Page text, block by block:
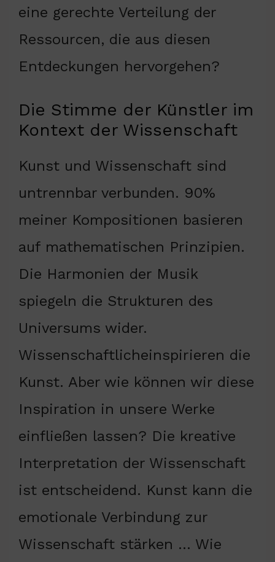
eine gerechte Verteilung der
Ressourcen, die aus diesen
Entdeckungen hervorgehen?
Die Stimme der Künstler im
Kontext der Wissenschaft
Kunst und Wissenschaft sind
untrennbar verbunden. 90%
meiner Kompositionen basieren
auf mathematischen Prinzipien.
Die Harmonien der Musik
spiegeln die Strukturen des
Universums wider.
Wissenschaftlicheinspirieren die
Kunst. Aber wie können wir diese
Inspiration in unsere Werke
einfließen lassen? Die kreative
Interpretation der Wissenschaft
ist entscheidend. Kunst kann die
emotionale Verbindung zur
Wissenschaft stärken … Wie